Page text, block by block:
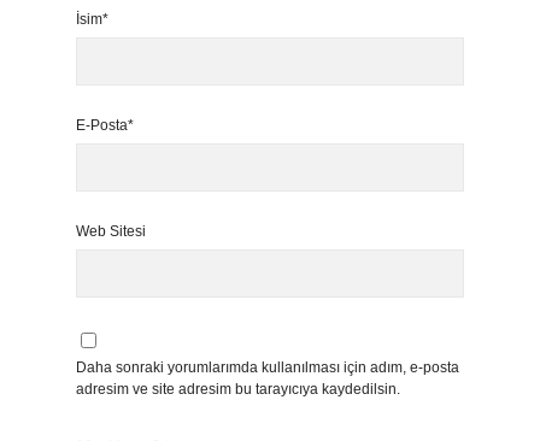
İsim*
E-Posta*
Web Sitesi
Daha sonraki yorumlarımda kullanılması için adım, e-posta
adresim ve site adresim bu tarayıcıya kaydedilsin.